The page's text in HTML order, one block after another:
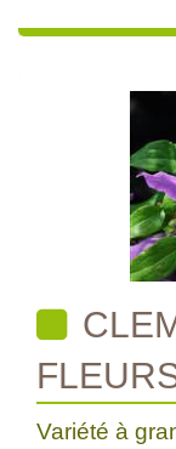
Variété à